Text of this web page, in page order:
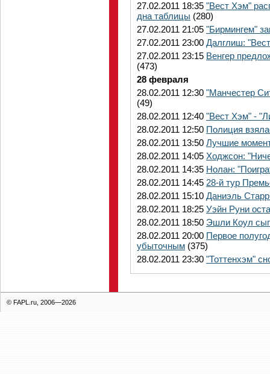
27.02.2011 18:35 "Вест Хэм"
дна таблицы (280)
27.02.2011 21:05 "Бирмингем"
27.02.2011 23:00 Далглиш:
27.02.2011 23:15 Венгер
(473)
28 февраля
28.02.2011 12:30 "Манчестер
(49)
28.02.2011 12:40 "Вест Хэм" -
28.02.2011 12:50 Полиция
28.02.2011 13:50 Лучшие
28.02.2011 14:05 Ходжсон:
28.02.2011 14:35 Нолан:
28.02.2011 14:45 28-й тур
28.02.2011 15:10 Даниэль
28.02.2011 18:25 Уэйн Руни
28.02.2011 18:50 Эшли Коул
28.02.2011 20:00 Первое
убыточным (375)
28.02.2011 23:30 "Тоттенхэм"
© FAPL.ru, 2006—2026